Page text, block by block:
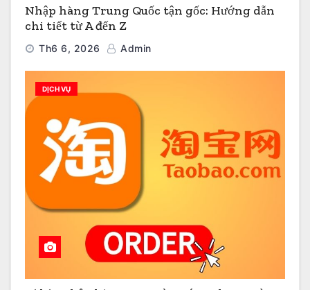
Nhập hàng Trung Quốc tận gốc: Hướng dẫn
chi tiết từ A đến Z
Th6 6, 2026 Admin
DỊCH VỤ